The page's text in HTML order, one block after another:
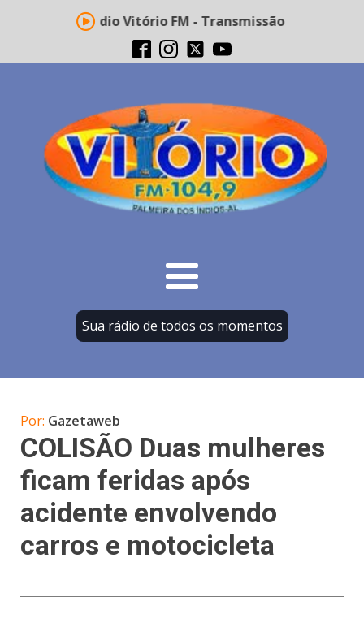
Rádio Vitório FM - Transmissão ao vivo
Sua rádio de todos os momentos
Por: Gazetaweb
COLISÃO Duas mulheres
ficam feridas após
acidente envolvendo
carros e motocicleta